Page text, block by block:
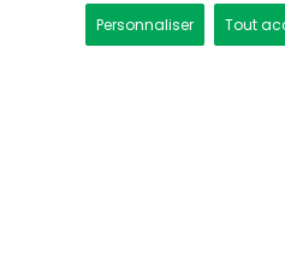
Personnaliser Tout